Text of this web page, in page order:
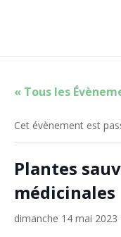
« Tous les
Cet évènement est
Plantes
médicinales
dimanche 14 mai 2023